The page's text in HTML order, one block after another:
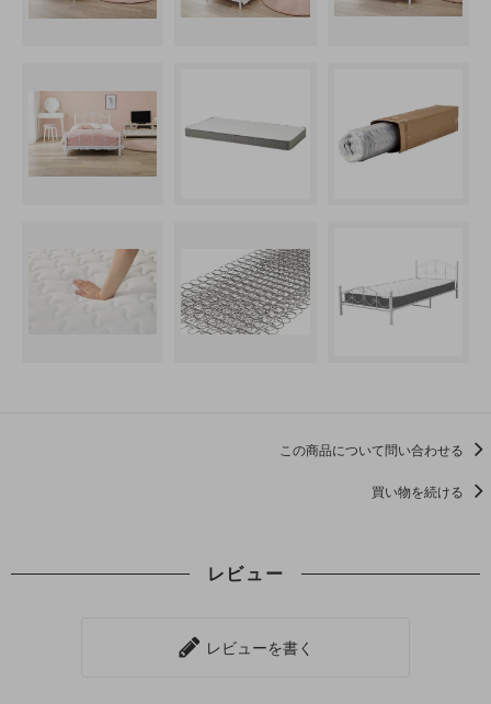
この商品について問い合わせる
買い物を続ける
レビュー
レビューを書く